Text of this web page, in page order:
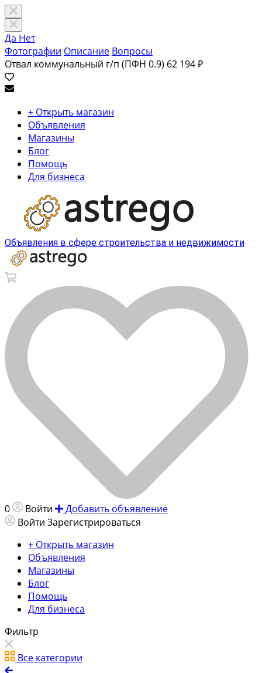
Да Нет
Фотографии Описание Вопросы
Отвал коммунальный г/п (ПФН 0.9) 62 194 ₽
+ Открыть магазин
Объявления
Магазины
Блог
Помощь
Для бизнеса
Объявления в сфере строительства и недвижимости
0 Войти
Добавить объявление
Войти Зарегистрироваться
+ Открыть магазин
Объявления
Магазины
Блог
Помощь
Для бизнеса
Фильтр
Все категории